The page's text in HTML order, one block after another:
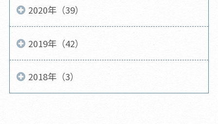
2020年（39）
2019年（42）
2018年（3）